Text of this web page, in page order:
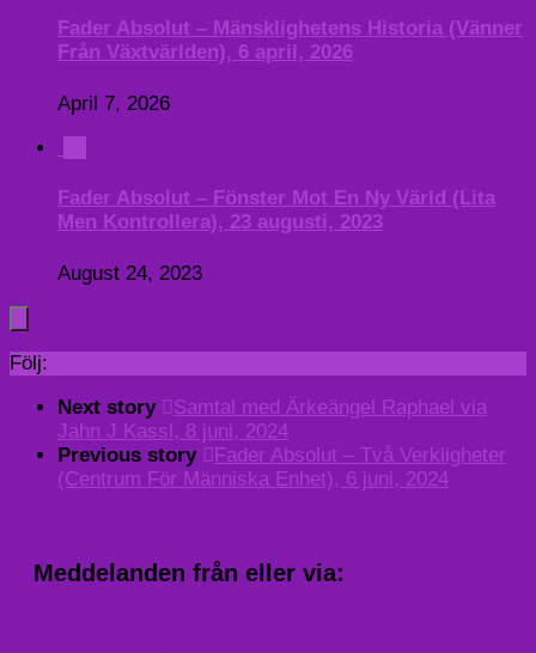
Fader Absolut – Mänsklighetens Historia (Vänner
Från Växtvärlden), 6 april, 2026
April 7, 2026
Fader Absolut – Fönster Mot En Ny Värld (Lita
Men Kontrollera), 23 augusti, 2023
August 24, 2023
Följ:
Next story
Samtal med Ärkeängel Raphael via
Jahn J Kassl, 8 juni, 2024
Previous story
Fader Absolut – Två Verkligheter
(Centrum För Människa Enhet), 6 juni, 2024
Meddelanden från eller via: